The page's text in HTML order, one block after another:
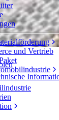
und Vertrieb